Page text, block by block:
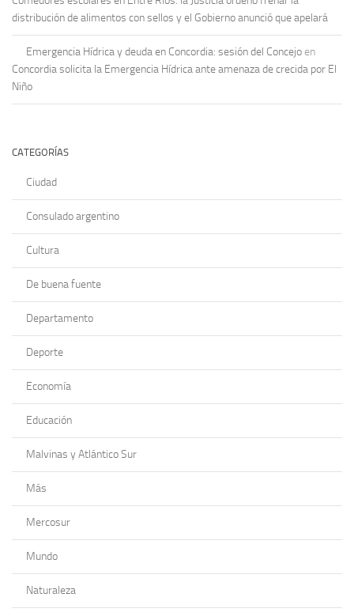
distribución de alimentos con sellos y el Gobierno anunció que apelará
Emergencia Hídrica y deuda en Concordia: sesión del Concejo en
Concordia solicita la Emergencia Hídrica ante amenaza de crecida por El
Niño
CATEGORÍAS
Ciudad
Consulado argentino
Cultura
De buena fuente
Departamento
Deporte
Economía
Educación
Malvinas y Atlántico Sur
Más
Mercosur
Mundo
Naturaleza